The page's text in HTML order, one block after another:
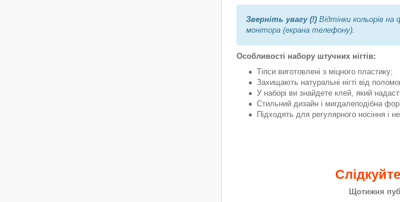
Зверніть увагу (!) Відтінки кольорів
монітора (екрана телефону).
Особливості набору штучних нігтів:
Тіпси виготовлені з міцного пластику;
Захищають натуральні нігті від
У наборі ви знайдете клей, який
Стильний дизайн і мигдалеподібна
Підходять для регулярного носіння і
Щотижня